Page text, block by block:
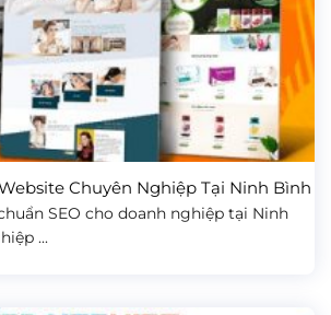
Chuyên Nghiệp Tại Ninh Bình
SEO cho doanh nghiệp tại Ninh
...